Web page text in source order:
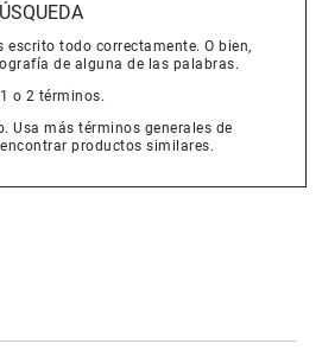
escrito todo correctamente. O bien,
de alguna de las palabras.
o 2 términos.
Usa más términos generales de
productos similares.